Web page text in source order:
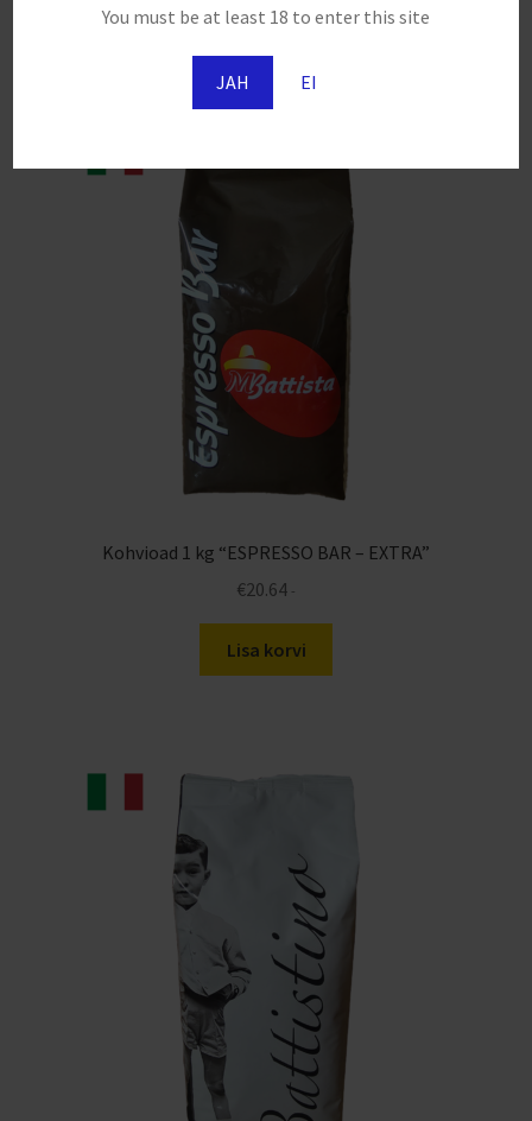
You must be at least 18 to enter this site
JAH EI
Lisa korvi
Kohvioad 1 kg “ESPRESSO BAR – EXTRA”
€20.64 -
Lisa korvi